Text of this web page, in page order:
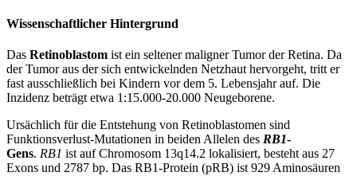
Wissenschaftlicher Hintergrund
Das Retinoblastom ist ein seltener maligner Tumor der Retina. Da
der Tumor aus der sich entwickelnden Netzhaut hervorgeht, tritt er
fast ausschließlich bei Kindern vor dem 5. Lebensjahr auf. Die
Inzidenz beträgt etwa 1:15.000-20.000 Neugeborene.
Ursächlich für die Entstehung von Retinoblastomen sind
Funktionsverlust-Mutationen in beiden Allelen des RB1-
Gens. RB1 ist auf Chromosom 13q14.2 lokalisiert, besteht aus 27
Exons und 2787 bp. Das RB1-Protein (pRB) ist 929 Aminosäuren